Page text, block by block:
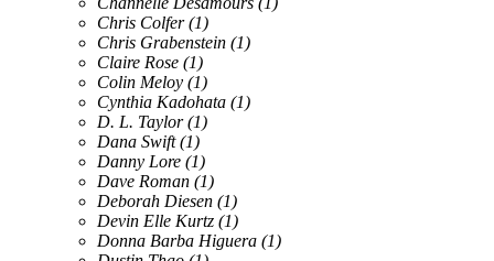
Chris Colfer (1)
Chris Grabenstein (1)
Claire Rose (1)
Colin Meloy (1)
Cynthia Kadohata (1)
D. L. Taylor (1)
Dana Swift (1)
Danny Lore (1)
Dave Roman (1)
Deborah Diesen (1)
Devin Elle Kurtz (1)
Donna Barba Higuera (1)